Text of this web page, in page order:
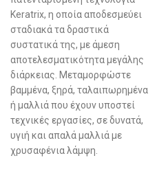
Keratrix, η οποία αποδεσμεύει
σταδιακά τα δραστικά
συστατικά της, με άμεση
αποτελεσματικότητα μεγάλης
διάρκειας. Μεταμορφώστε
βαμμένα, ξηρά, ταλαιπωρημένα
ή μαλλιά που έχουν υποστεί
τεχνικές εργασίες, σε δυνατά,
υγιή και απαλά μαλλιά με
χρυσαφένια λάμψη.